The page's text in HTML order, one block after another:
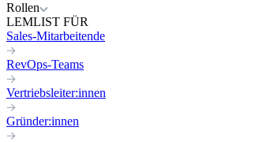
Rollen
LEMLIST FÜR
Sales-Mitarbeitende
RevOps-Teams
Vertriebsleiter:innen
Gründer:innen